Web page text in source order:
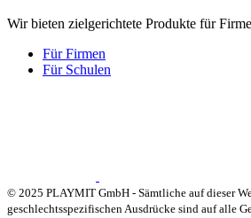
Wir bieten zielgerichtete Produkte für
Für Firmen
Für Schulen
© 2025 PLAYMIT GmbH - Sämtliche auf dieser
geschlechtsspezifischen Ausdrücke sind auf alle